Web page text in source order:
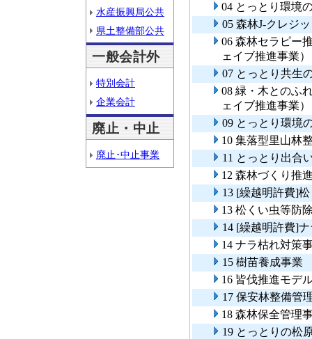
水産振興局公共
県土整備部公共
一般会計外
特別会計
企業会計
廃止・中止
廃止･中止事業
04 とっとり環境
05 森林J-クレジ
06 森林セラピー
ェイブ推進事業）
07 とっとり共生
08 緑・木とのふ
ェイブ推進事業）
09 とっとり環境
10 集落型里山林
11 とっとり出合
12 森林づくり推
13 [繰越明許費]
13 松くい虫等防
14 [繰越明許費]
14 ナラ枯れ対策
15 樹苗養成事業
16 皆伐推進モデ
17 保安林整備管
18 森林保全管理
19 とっとりの松